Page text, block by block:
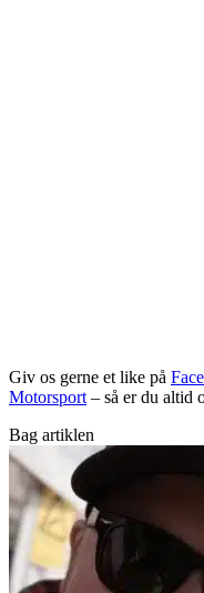
Giv os gerne et like på
Motorsport – så er du altid
Bag artiklen